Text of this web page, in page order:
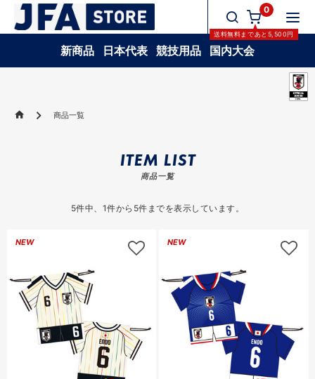
0
送料無料まであと 5,500円
新商品 日本代表 競技用品 国内大会
商品一覧
ITEM LIST
商品一覧
5件中、 1件から 5件までを表示しています。
NEW NEW